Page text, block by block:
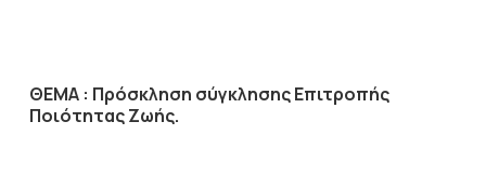
ΘΕΜΑ : Πρόσκληση σύγκλησης Επιτροπής
Ποιότητας Ζωής.